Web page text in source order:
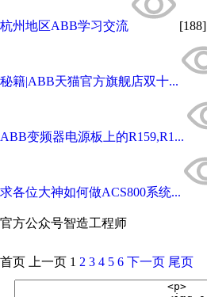
杭州地区ABB学习交流 [188]
秘籍|ABB天猫官方旗舰店双十...
ABB变频器电源板上的R159,R1...
求各位大神如何做ACS800系统...
官方公众号智造工程师
首页 上一页 1 2 3 4 5 6 下一页 尾页